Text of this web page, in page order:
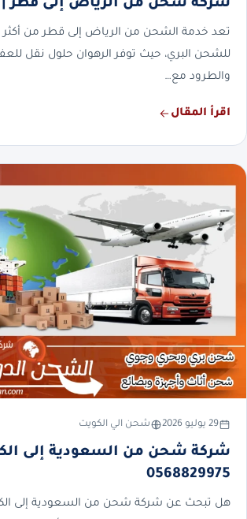
شركة شحن من الرياض إلى قطر | 0568829975
تعد خدمة الشحن من الرياض إلى قطر من أكثر
للشحن البري، حيث توفر الرهوان حلول نقل
والطرود مع…
اقرأ المقال
29 يوليو 2026 شحن الي الكويت
شركة شحن من السعودية إلى
0568829975
هل تبحث عن شركة شحن من السعودية إلى